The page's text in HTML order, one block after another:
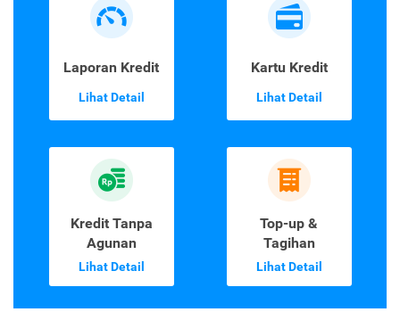
Laporan Kredit
Lihat Detail
Kartu Kredit
Lihat Detail
Kredit Tanpa
Agunan
Lihat Detail
Top-up &
Tagihan
Lihat Detail